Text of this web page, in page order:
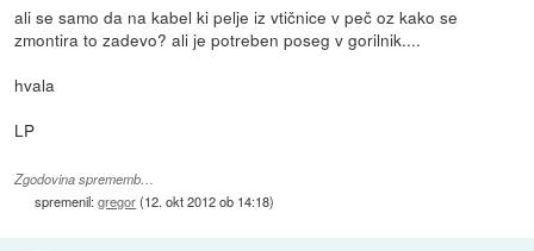
ali se samo da na kabel ki pelje iz vtičnice v peč oz kako se
zmontira to zadevo? ali je potreben poseg v gorilnik....
hvala
LP
Zgodovina sprememb…
spremenil:gregor(12. okt 2012 ob 14:18)